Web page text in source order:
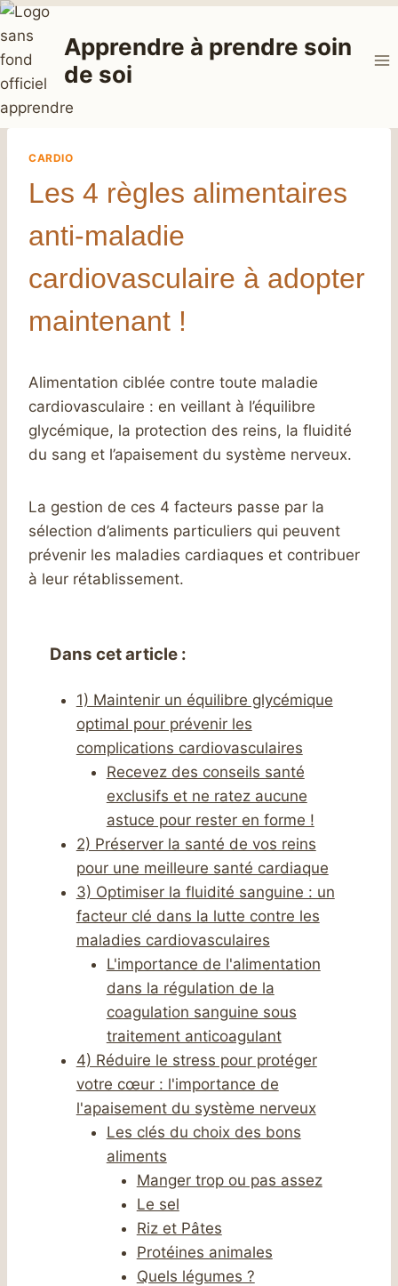
Aller
au
contenu
Apprendre à prendre soin
de soi
CARDIO
Les 4 règles alimentaires
anti-maladie
cardiovasculaire à adopter
maintenant !
Alimentation ciblée contre toute maladie
cardiovasculaire : en veillant à l’équilibre
glycémique, la protection des reins, la fluidité
du sang et l’apaisement du système nerveux.
La gestion de ces 4 facteurs passe par la
sélection d’aliments particuliers qui peuvent
prévenir les maladies cardiaques et contribuer
à leur rétablissement.
Dans cet article :
1) Maintenir un équilibre glycémique
optimal pour prévenir les
complications cardiovasculaires
Recevez des conseils santé
exclusifs et ne ratez aucune
astuce pour rester en forme !
2) Préserver la santé de vos reins
pour une meilleure santé cardiaque
3) Optimiser la fluidité sanguine : un
facteur clé dans la lutte contre les
maladies cardiovasculaires
L'importance de l'alimentation
dans la régulation de la
coagulation sanguine sous
traitement anticoagulant
4) Réduire le stress pour protéger
votre cœur : l'importance de
l'apaisement du système nerveux
Les clés du choix des bons
aliments
Manger trop ou pas assez
Le sel
Riz et Pâtes
Protéines animales
Quels légumes ?